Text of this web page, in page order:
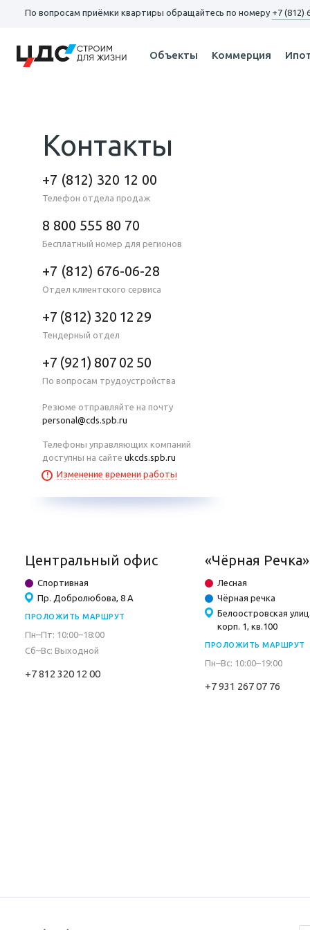
По вопросам приёмки квартиры обращайтесь по номеру +7 (812)
Объекты Коммерция
Контакты
+7 (812) 320 12 00
Телефон отдела продаж
8 800 555 80 70
Бесплатный номер для регионов
+7 (812) 676-06-28
Отдел клиентского сервиса
+7 (812) 320 12 29
Тендерный отдел
+7 (921) 807 02 50
По вопросам трудоустройства
Резюме отправляйте на почту
personal@cds.spb.ru
Телефоны управляющих компаний
доступны на сайте ukcds.spb.ru
Изменение времени работы
Центральный офис
Спортивная
Пр. Добролюбова, 8 А
ПРОЛОЖИТЬ МАРШРУТ
Пн–Пт: 10:00–18:00
Сб–Вс: Выходной
+7 812 320 12 00
«Чёрная Речка»
Лесная
Чёрная речка
Белоостровская
корп. 1, кв.100
ПРОЛОЖИТЬ МАРШРУТ
Пн–Вс: 10:00–19:00
+7 931 267 07 76